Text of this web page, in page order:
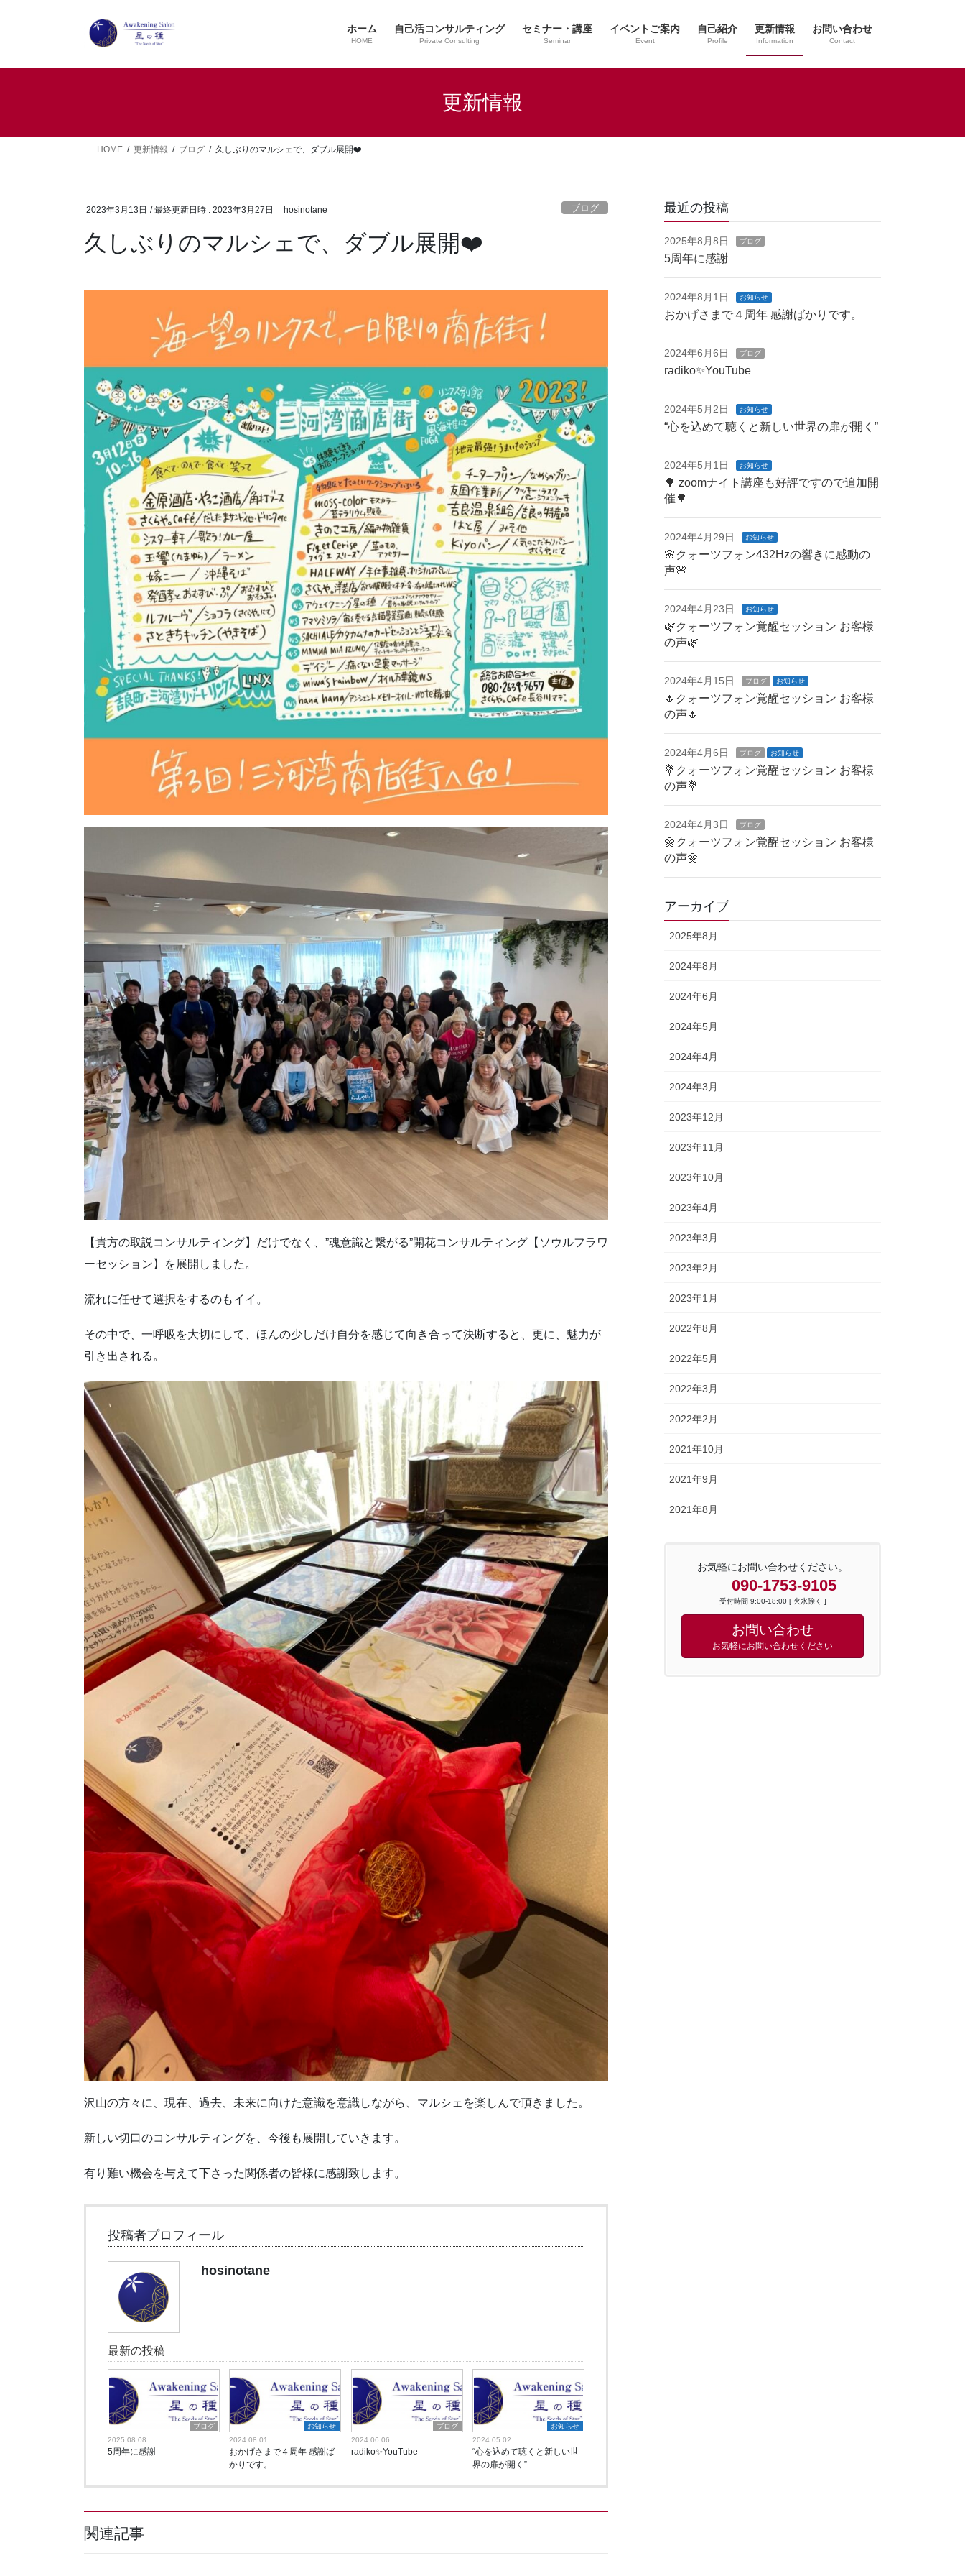
ホーム
HOME
自己活コンサルティング
Private Consulting
セミナー・講座
Seminar
イベントご案内
Event
自己紹介
Profile
更新情報
Information
お問い合わせ
Contact
更新情報
HOME 更新情報 ブログ 久しぶりのマルシェで、ダブル展開❤️
2023年3月13日 / 最終更新日時 : 2023年3月27日 hosinotane ブログ
久しぶりのマルシェで、ダブル展開❤️
【貴方の取説コンサルティング】だけでなく、”魂意識と繋がる”開花コンサルティング【ソウルフラワ
ーセッション】を展開しました。
流れに任せて選択をするのもイイ。
その中で、一呼吸を大切にして、ほんの少しだけ自分を感じて向き合って決断すると、更に、魅力が
引き出される。
沢山の方々に、現在、過去、未来に向けた意識を意識しながら、マルシェを楽しんで頂きました。
新しい切口のコンサルティングを、今後も展開していきます。
有り難い機会を与えて下さった関係者の皆様に感謝致します。
投稿者プロフィール
hosinotane
最新の投稿
ブログ
2025.08.08
5周年に感謝
お知らせ
2024.08.01
おかげさまで４周年 感謝ば
かりです。
ブログ
2024.06.06
radiko✨YouTube
お知らせ
2024.05.02
“心を込めて聴くと新しい世
界の扉が開く”
関連記事
最近の投稿
2025年8月8日 ブログ
5周年に感謝
2024年8月1日 お知らせ
おかげさまで４周年 感謝ばかりです。
2024年6月6日 ブログ
radiko✨YouTube
2024年5月2日 お知らせ
“心を込めて聴くと新しい世界の扉が開く”
2024年5月1日 お知らせ
🌳 zoomナイト講座も好評ですので追加開
催🌳
2024年4月29日 お知らせ
🌸クォーツフォン432Hzの響きに感動の
声🌸
2024年4月23日 お知らせ
🌿クォーツフォン覚醒セッション お客様
の声🌿
2024年4月15日 ブログ お知らせ
🌷クォーツフォン覚醒セッション お客様
の声🌷
2024年4月6日 ブログ お知らせ
💐クォーツフォン覚醒セッション お客様
の声💐
2024年4月3日 ブログ
🌼クォーツフォン覚醒セッション お客様
の声🌼
アーカイブ
2025年8月
2024年8月
2024年6月
2024年5月
2024年4月
2024年3月
2023年12月
2023年11月
2023年10月
2023年4月
2023年3月
2023年2月
2023年1月
2022年8月
2022年5月
2022年3月
2022年2月
2021年10月
2021年9月
2021年8月
お気軽にお問い合わせください。
090-1753-9105
受付時間 9:00-18:00 [ 火水除く ]
お問い合わせ
お気軽にお問い合わせください